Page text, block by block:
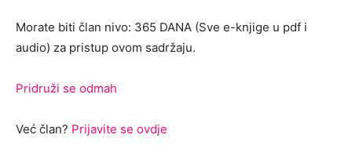
Morate biti član nivo: 365 DANA (Sve e-knjige u pdf i
audio) za pristup ovom sadržaju.
Pridruži se odmah
Već član? Prijavite se ovdje